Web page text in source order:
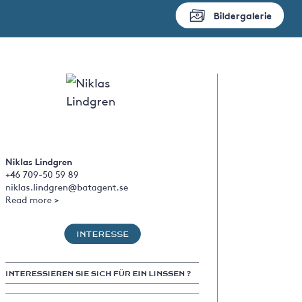
Bildergalerie
Niklas Lindgren
+46 709-50 59 89
niklas.lindgren@batagent.se
Read more >
INTERESSE
INTERESSIEREN SIE SICH FÜR EIN LINSSEN ?